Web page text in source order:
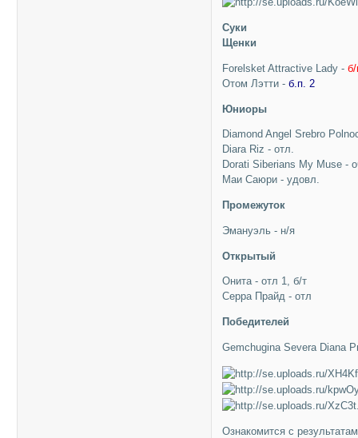
Суки
Щенки
Forelsket Attractive Lady -
Отом Лэтти -б.п. 2
Юниоры
Diamond Angel Srebro
Diara Riz - отл.
Dorati Siberians My Muse -
Маи Саюри - удовл.
Промежуток
Эмануэль - н/я
Открытый
Онита - отл 1, б/т
Серра Прайд - отл
Победителей
Gemchugina Severa Diana
Ознакомится с